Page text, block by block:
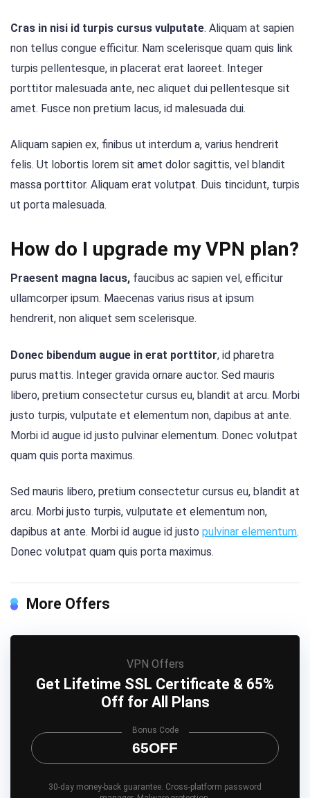
Cras in nisi id turpis cursus vulputate. Aliquam at sapien
non tellus congue efficitur. Nam scelerisque quam quis link
turpis pellentesque, in placerat erat laoreet. Integer
porttitor malesuada ante, nec aliquet dui pellentesque sit
amet. Fusce non pretium lacus, id malesuada dui.
Aliquam sapien ex, finibus ut interdum a, varius hendrerit
felis. Ut lobortis lorem sit amet dolor sagittis, vel blandit
massa porttitor. Aliquam erat volutpat. Duis tincidunt, turpis
ut porta malesuada.
How do I upgrade my VPN plan?
Praesent magna lacus, faucibus ac sapien vel, efficitur
ullamcorper ipsum. Maecenas varius risus at ipsum
hendrerit, non aliquet sem scelerisque.
Donec bibendum augue in erat porttitor, id pharetra
purus mattis. Integer gravida ornare auctor. Sed mauris
libero, pretium consectetur cursus eu, blandit at arcu. Morbi
justo turpis, vulputate et elementum non, dapibus at ante.
Morbi id augue id justo pulvinar elementum. Donec volutpat
quam quis porta maximus.
Sed mauris libero, pretium consectetur cursus eu, blandit at
arcu. Morbi justo turpis, vulputate et elementum non,
dapibus at ante. Morbi id augue id justo pulvinar elementum.
Donec volutpat quam quis porta maximus.
More Offers
VPN Offers
Get Lifetime SSL Certificate & 65%
Off for All Plans
65OFF
Bonus Code
30-day money-back guarantee. Cross-platform password